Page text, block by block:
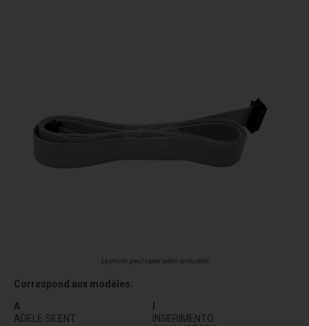
La photo peut varier selon le modèle
Correspond aux modèles:
A
ADELE SILENT
INSERIMENTO